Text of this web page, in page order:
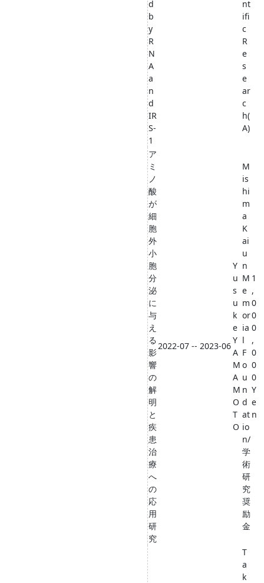
d
b
y
R
N
A
a
n
d
IR
S-
1
nt
ifi
c
R
e
s
e
ar
c
h(
A)
ア
ミ
ノ
酸
が
細
胞
外
小
胞
分
泌
に
与
え
る
影
響
の
解
明
と
疾
患
治
療
へ
の
応
用
研
究
2022-07 -- 2023-06
Y
u
s
u
k
e
Y
A
M
A
M
O
T
O
M
is
hi
m
a
K
ai
u
n
M
e
m
or
ia
l
F
o
u
n
d
at
io
n/
学
術
研
究
奨
励
金
1
,
0
0
0
,
0
0
0
Y
e
n
T
a
k